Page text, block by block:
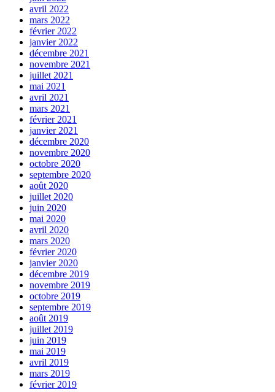
avril 2022
mars 2022
février 2022
janvier 2022
décembre 2021
novembre 2021
juillet 2021
mai 2021
avril 2021
mars 2021
février 2021
janvier 2021
décembre 2020
novembre 2020
octobre 2020
septembre 2020
août 2020
juillet 2020
juin 2020
mai 2020
avril 2020
mars 2020
février 2020
janvier 2020
décembre 2019
novembre 2019
octobre 2019
septembre 2019
août 2019
juillet 2019
juin 2019
mai 2019
avril 2019
mars 2019
février 2019